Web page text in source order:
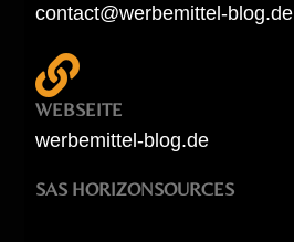
contact@werbemittel-blog.de
WEBSEITE
werbemittel-blog.de
SAS HORIZONSOURCES